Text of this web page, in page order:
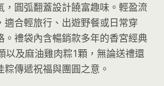
，圓弧翻蓋設計饒富趣味。輕盈流
適合輕旅行、出遊野餐或日常穿
。禮袋內含暢銷款多年的香宮經典
以及麻油雞肉粽1顆，無論送禮還
傳遞祝福與團圓之意。